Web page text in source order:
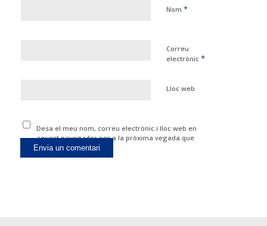
Nom *
Correu
electrònic *
Lloc web
Desa el meu nom, correu electrònic i lloc web en
aquest navegador per a la pròxima vegada que
comenti.